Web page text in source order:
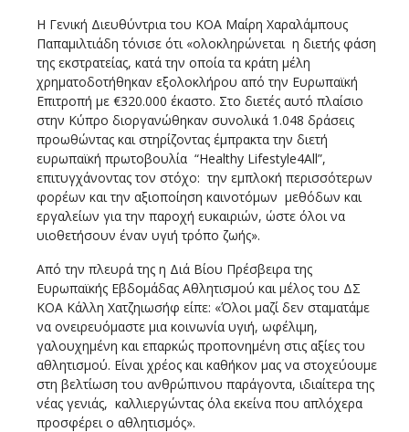
Η Γενική Διευθύντρια του ΚΟΑ Μαίρη Χαραλάμπους
Παπαμιλτιάδη τόνισε ότι «ολοκληρώνεται η διετής φάση
της εκστρατείας, κατά την οποία τα κράτη μέλη
χρηματοδοτήθηκαν εξολοκλήρου από την Ευρωπαϊκή
Επιτροπή με €320.000 έκαστο. Στο διετές αυτό πλαίσιο
στην Κύπρο διοργανώθηκαν συνολικά 1.048 δράσεις
προωθώντας και στηρίζοντας έμπρακτα την διετή
ευρωπαϊκή πρωτοβουλία “Healthy Lifestyle4All”,
επιτυγχάνοντας τον στόχο: την εμπλοκή περισσότερων
φορέων και την αξιοποίηση καινοτόμων μεθόδων και
εργαλείων για την παροχή ευκαιριών, ώστε όλοι να
υιοθετήσουν έναν υγιή τρόπο ζωής».
Από την πλευρά της η Διά Βίου Πρέσβειρα της
Ευρωπαϊκής Εβδομάδας Αθλητισμού και μέλος του ΔΣ
ΚΟΑ Κάλλη Χατζηιωσήφ είπε: «Όλοι μαζί δεν σταματάμε
να ονειρευόμαστε μια κοινωνία υγιή, ωφέλιμη,
γαλουχημένη και επαρκώς προπονημένη στις αξίες του
αθλητισμού. Είναι χρέος και καθήκον μας να στοχεύουμε
στη βελτίωση του ανθρώπινου παράγοντα, ιδιαίτερα της
νέας γενιάς, καλλιεργώντας όλα εκείνα που απλόχερα
προσφέρει ο αθλητισμός».